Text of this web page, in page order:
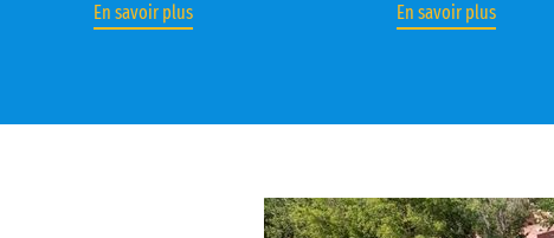
En savoir plus En savoir plus